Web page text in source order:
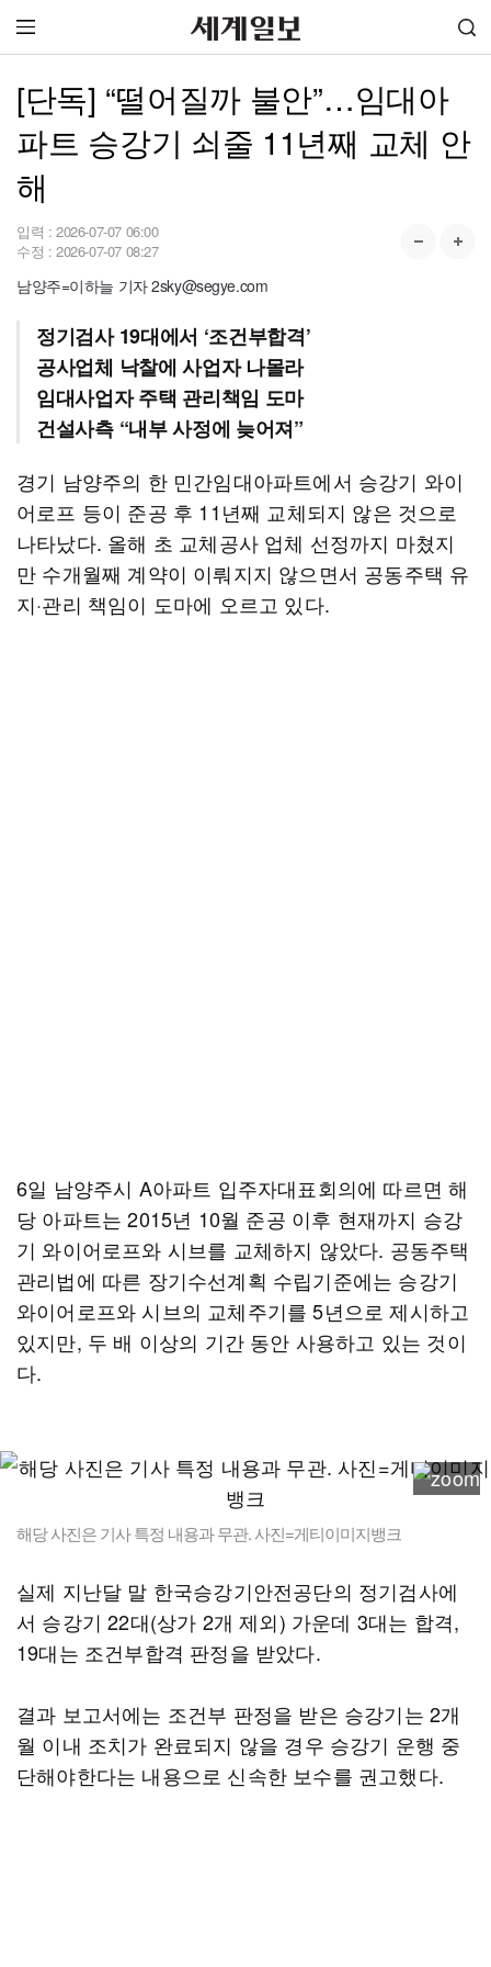
[단독] “떨어질까 불안”…임대아
파트 승강기 쇠줄 11년째 교체 안
해
입력 : 2026-07-07 06:00
수정 : 2026-07-07 08:27
남양주=이하늘 기자 2sky@segye.com
정기검사 19대에서 ‘조건부합격’
공사업체 낙찰에 사업자 나몰라
임대사업자 주택 관리책임 도마
건설사측 “내부 사정에 늦어져”
경기 남양주의 한 민간임대아파트에서 승강기 와이
어로프 등이 준공 후 11년째 교체되지 않은 것으로
나타났다. 올해 초 교체공사 업체 선정까지 마쳤지
만 수개월째 계약이 이뤄지지 않으면서 공동주택 유
지·관리 책임이 도마에 오르고 있다.
6일 남양주시 A아파트 입주자대표회의에 따르면 해
당 아파트는 2015년 10월 준공 이후 현재까지 승강
기 와이어로프와 시브를 교체하지 않았다. 공동주택
관리법에 따른 장기수선계획 수립기준에는 승강기
와이어로프와 시브의 교체주기를 5년으로 제시하고
있지만, 두 배 이상의 기간 동안 사용하고 있는 것이
다.
해당 사진은 기사 특정 내용과 무관. 사진=게티이미지뱅크
실제 지난달 말 한국승강기안전공단의 정기검사에
서 승강기 22대(상가 2개 제외) 가운데 3대는 합격,
19대는 조건부합격 판정을 받았다.
결과 보고서에는 조건부 판정을 받은 승강기는 2개
월 이내 조치가 완료되지 않을 경우 승강기 운행 중
단해야한다는 내용으로 신속한 보수를 권고했다.